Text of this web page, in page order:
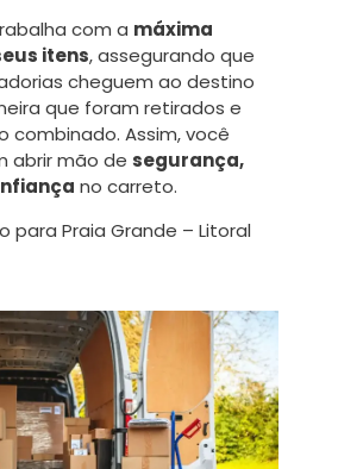
com a máxima
itens, assegurando que
cheguem ao destino
que foram retirados e
combinado. Assim, você
abrir mão de segurança,
no carreto.
para Praia Grande – Litoral